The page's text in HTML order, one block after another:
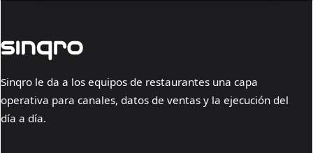
Sinqro le da a los equipos de restaurantes una capa
operativa para canales, datos de ventas y la ejecución del
día a día.